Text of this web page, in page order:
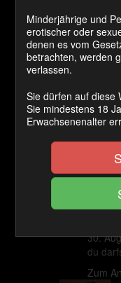
29. August
Zum
30.
du
Zum
Minderjährige und
erotischer oder
denen es vom
betrachten, werden
verlassen.
Sie dürfen auf diese
Sie mindestens 18
Erwachsenenalter